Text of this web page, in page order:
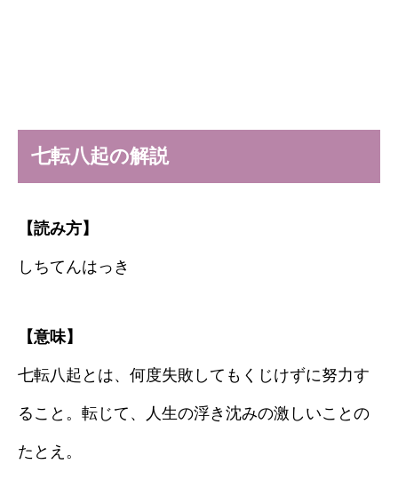
七転八起の解説
【読み方】
しちてんはっき
【意味】
七転八起とは、何度失敗してもくじけずに努力す
ること。転じて、人生の浮き沈みの激しいことの
たとえ。